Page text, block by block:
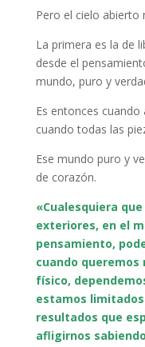
Pero el cielo abierto
La primera es la de
desde el
mundo, puro y
Es entonces
cuando todas las
Ese mundo puro y
de corazón.
«Cualesquiera
exteriores, en el
pensamiento,
cuando
físico,
estamos
resultados que
afligirnos